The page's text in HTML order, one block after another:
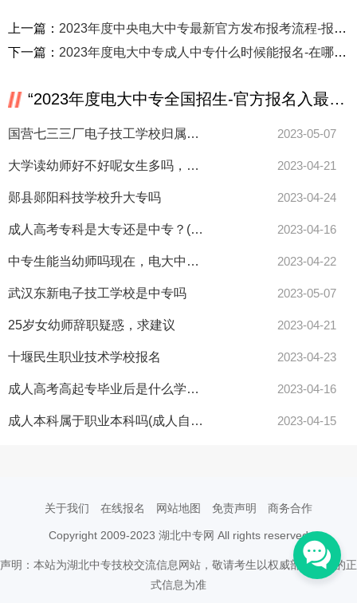
上一篇： 2023年度中央电大中专最新官方发布报考流程-报名入口电大中专
下一篇： 2023年度电大中专成人中专什么时候能报名-在哪儿报名？报名指南
“2023年度电大中专全国招生-官方报名入最新报名流程一览表”相关推荐
国营七三三厂电子技工学校归属教育局管吗 2023-05-07
大学读幼师好不好呢女生多吗，幼师和护理那个好啊？ 2023-04-21
郧县郧阳科技学校升大专吗 2023-04-24
成人高考专科是大专还是中专？(成人高考和中专的区别) 2023-04-16
中专生能当幼师吗现在，电大中专证可以报幼师吗？ 2023-04-22
武汉东新电子技工学校是中专吗 2023-05-07
25岁女幼师辞职疑惑，求建议 2023-04-21
十堰民生职业技术学校报名 2023-04-23
成人高考高起专毕业后是什么学历？(成人高考学历和自考学历有什么区别) 2023-04-16
成人本科属于职业本科吗(成人自考本科文凭有用吗) 2023-04-15
关于我们 在线报名 网站地图 免责声明 商务合作
Copyright 2009-2023 湖北中专网 All rights reserved
声明：本站为湖北中专技校交流信息网站，敬请考生以权威部门公布的正
式信息为准